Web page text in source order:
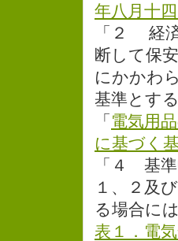
年八月十
「２ 経
断して保
にかかわ
基準とする
「 電気用
に基づく
「４ 基
１、２及
る場合に
表１．電